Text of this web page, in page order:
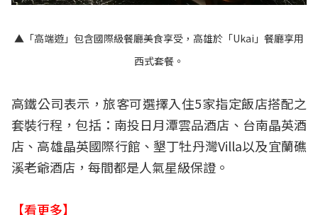
▲「高端遊」包含國際級餐廳美食享受，高雄於「Ukai」餐廳享用
西式套餐。
高鐵公司表示，旅客可選擇入住5家指定飯店搭配之
套裝行程，包括：南投日月潭雲品酒店、台南晶英酒
店、高雄晶英國際行館、墾丁牡丹灣Villa以及宜蘭礁
溪老爺酒店，每間都是人氣星級保證。
【看更多】